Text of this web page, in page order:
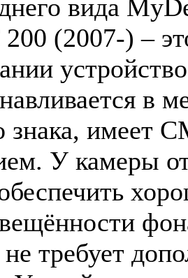
вида
(2007-) –
в
знака, имеет
У камеры
требует